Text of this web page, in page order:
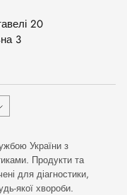
20
3
України з
Продукти та
для діагностики,
якої хвороби.